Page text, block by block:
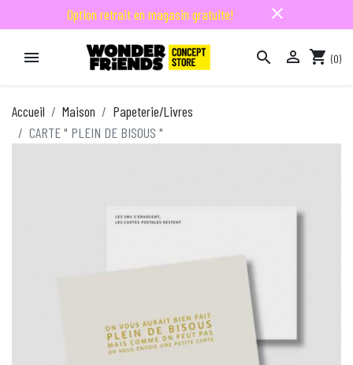
Option retrait en magasin gratuite! close
   shopping_cart (0)
Accueil Maison
Papeterie/Livres
CARTE " PLEIN DE BISOUS "